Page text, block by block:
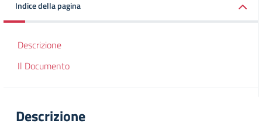
Indice della pagina
Descrizione
Il Documento
Descrizione